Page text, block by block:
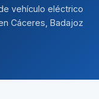
vehículo eléctrico
Cáceres, Badajoz